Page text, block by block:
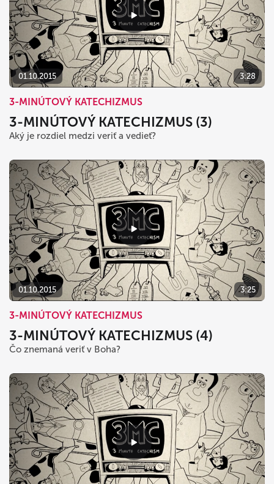
01.10.2015 3:28
3-MINÚTOVÝ KATECHIZMUS
3-MINÚTOVÝ KATECHIZMUS (3)
Aký je rozdiel medzi veriť a vedieť?
01.10.2015 3:25
3-MINÚTOVÝ KATECHIZMUS
3-MINÚTOVÝ KATECHIZMUS (4)
Čo znemaná veriť v Boha?